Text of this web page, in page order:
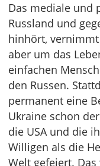
Das mediale und
Russland und
hinhört,
aber um das
einfachen
den Russen.
permanent eine
Ukraine schon
die USA und die
Willigen als die
Welt gefeiert.